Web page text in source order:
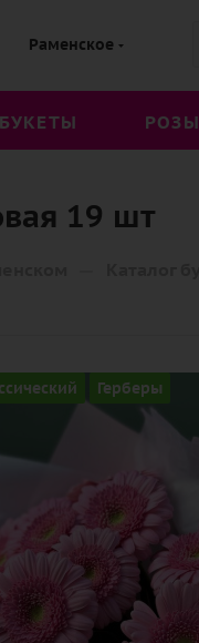
Раменское
БУКЕТЫ РОЗЫ
19 шт
Герберы